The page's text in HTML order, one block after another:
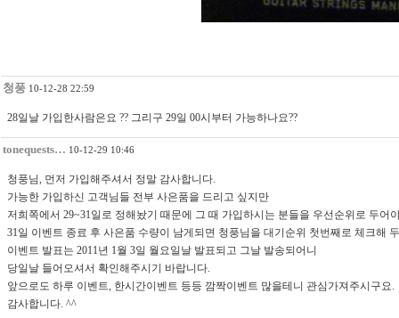
청풍 10-12-28 22:59
28일날 가입한사람은요 ?? 그리구 29일 00시부터 가능하나요??
tonequests… 10-12-29 10:46
청풍님, 먼저 가입해주셔서 정말 감사합니다.
가능한 가입하신 고객님들 전부 사은품을 드리고 싶지만
저희쪽에서 29~31일로 정해놨기 때문에 그 때 가입하시는 분들을 우선순위로 두어
31일 이벤트 종료 후 사은품 수량이 남게되면 청풍님을 대기순위 첫번째로 체크해
이벤트 발표는 2011년 1월 3일 월요일날 발표되고 그날 발송되어니
당일날 들어오셔서 확인해주시기 바랍니다.
앞으로도 하루 이벤트, 한시간이벤트 등등 깜짝이벤트 많을테니 관심가져주시구요.
감사합니다. ^^